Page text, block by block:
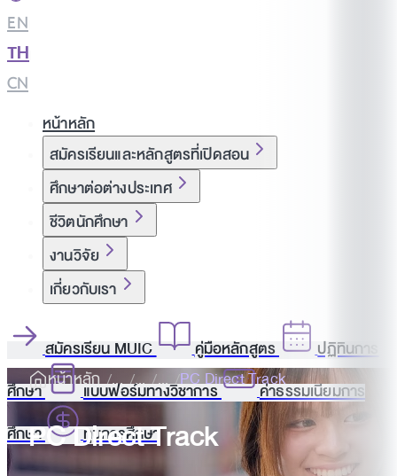
EN
TH
CN
หน้าหลัก
สมัครเรียนและหลักสูตรที่เปิดสอน
ศึกษาต่อต่างประเทศ
ชีวิตนักศึกษา
งานวิจัย
เกี่ยวกับเรา
สมัครเรียน MUIC คู่มือหลักสูตร
ปฏิทินการ
ศึกษา
แบบฟอร์มทางวิชาการ
ค่าธรรมเนียมการ
ศึกษา
ทุนการศึกษา
หน้าหลัก PC Direct Track
PC Direct Track